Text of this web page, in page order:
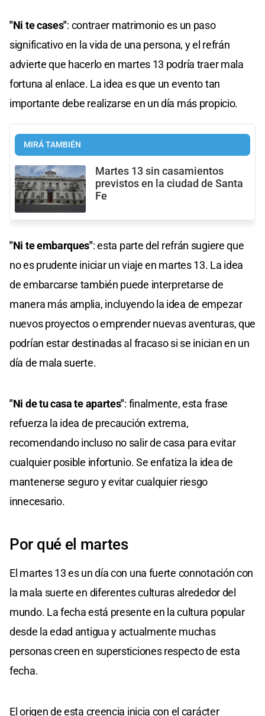
"Ni te cases": contraer matrimonio es un paso
significativo en la vida de una persona, y el refrán
advierte que hacerlo en martes 13 podría traer mala
fortuna al enlace. La idea es que un evento tan
importante debe realizarse en un día más propicio.
MIRÁ TAMBIÉN
Martes 13 sin casamientos
previstos en la ciudad de Santa
Fe
"Ni te embarques": esta parte del refrán sugiere que
no es prudente iniciar un viaje en martes 13. La idea
de embarcarse también puede interpretarse de
manera más amplia, incluyendo la idea de empezar
nuevos proyectos o emprender nuevas aventuras, que
podrían estar destinadas al fracaso si se inician en un
día de mala suerte.
"Ni de tu casa te apartes": finalmente, esta frase
refuerza la idea de precaución extrema,
recomendando incluso no salir de casa para evitar
cualquier posible infortunio. Se enfatiza la idea de
mantenerse seguro y evitar cualquier riesgo
innecesario.
Por qué el martes
El martes 13 es un día con una fuerte connotación con
la mala suerte en diferentes culturas alrededor del
mundo. La fecha está presente en la cultura popular
desde la edad antigua y actualmente muchas
personas creen en supersticiones respecto de esta
fecha.
El origen de esta creencia inicia con el carácter